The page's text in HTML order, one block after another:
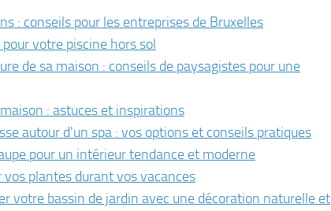
: conseils pour les entreprises de Bruxelles
votre piscine hors sol
de sa maison : conseils de paysagistes pour une
: astuces et inspirations
autour d'un spa : vos options et conseils pratiques
pour un intérieur tendance et moderne
vos plantes durant vos vacances
votre bassin de jardin avec une décoration naturelle et